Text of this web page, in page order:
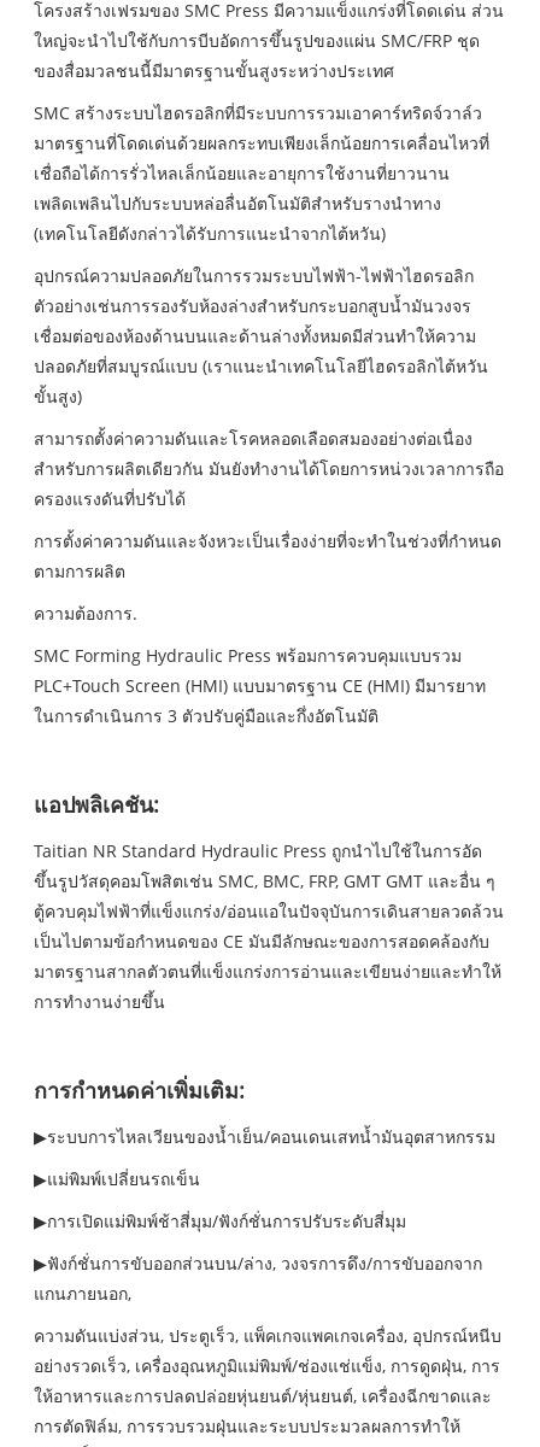
โครงสร้างเฟรมของ SMC Press มีความแข็งแกร่งที่โดดเด่น ส่วน
ใหญ่จะนำไปใช้กับการบีบอัดการขึ้นรูปของแผ่น SMC/FRP ชุด
ของสื่อมวลชนนี้มีมาตรฐานขั้นสูงระหว่างประเทศ
SMC สร้างระบบไฮดรอลิกที่มีระบบการรวมเอาคาร์ทริดจ์วาล์ว
มาตรฐานที่โดดเด่นด้วยผลกระทบเพียงเล็กน้อยการเคลื่อนไหวที่
เชื่อถือได้การรั่วไหลเล็กน้อยและอายุการใช้งานที่ยาวนาน
เพลิดเพลินไปกับระบบหล่อลื่นอัตโนมัติสำหรับรางนำทาง
(เทคโนโลยีดังกล่าวได้รับการแนะนำจากไต้หวัน)
อุปกรณ์ความปลอดภัยในการรวมระบบไฟฟ้า-ไฟฟ้าไฮดรอลิก
ตัวอย่างเช่นการรองรับห้องล่างสำหรับกระบอกสูบน้ำมันวงจร
เชื่อมต่อของห้องด้านบนและด้านล่างทั้งหมดมีส่วนทำให้ความ
ปลอดภัยที่สมบูรณ์แบบ (เราแนะนำเทคโนโลยีไฮดรอลิกไต้หวัน
ขั้นสูง)
สามารถตั้งค่าความดันและโรคหลอดเลือดสมองอย่างต่อเนื่อง
สำหรับการผลิตเดียวกัน มันยังทำงานได้โดยการหน่วงเวลาการถือ
ครองแรงดันที่ปรับได้
การตั้งค่าความดันและจังหวะเป็นเรื่องง่ายที่จะทำในช่วงที่กำหนด
ตามการผลิต
ความต้องการ.
SMC Forming Hydraulic Press พร้อมการควบคุมแบบรวม
PLC+Touch Screen (HMI) แบบมาตรฐาน CE (HMI) มีมารยาท
ในการดำเนินการ 3 ตัวปรับคู่มือและกึ่งอัตโนมัติ
แอปพลิเคชัน:
Taitian NR Standard Hydraulic Press ถูกนำไปใช้ในการอัด
ขึ้นรูปวัสดุคอมโพสิตเช่น SMC, BMC, FRP, GMT GMT และอื่น ๆ
ตู้ควบคุมไฟฟ้าที่แข็งแกร่ง/อ่อนแอในปัจจุบันการเดินสายลวดล้วน
เป็นไปตามข้อกำหนดของ CE มันมีลักษณะของการสอดคล้องกับ
มาตรฐานสากลตัวตนที่แข็งแกร่งการอ่านและเขียนง่ายและทำให้
การทำงานง่ายขึ้น
การกำหนดค่าเพิ่มเติม:
▶ระบบการไหลเวียนของน้ำเย็น/คอนเดนเสทน้ำมันอุตสาหกรรม
▶แม่พิมพ์เปลี่ยนรถเข็น
▶การเปิดแม่พิมพ์ช้าสี่มุม/ฟังก์ชั่นการปรับระดับสี่มุม
▶ฟังก์ชั่นการขับออกส่วนบน/ล่าง, วงจรการดึง/การขับออกจาก
แกนภายนอก,
ความดันแบ่งส่วน, ประตูเร็ว, แพ็คเกจแพคเกจเครื่อง, อุปกรณ์หนีบ
อย่างรวดเร็ว, เครื่องอุณหภูมิแม่พิมพ์/ช่องแช่แข็ง, การดูดฝุ่น, การ
ให้อาหารและการปลดปล่อยหุ่นยนต์/หุ่นยนต์, เครื่องฉีกขาดและ
การตัดฟิล์ม, การรวบรวมฝุ่นและระบบประมวลผลการทำให้